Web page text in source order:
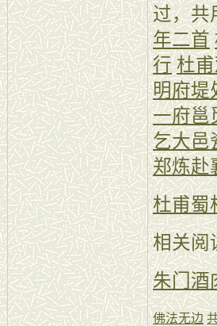
过，
年二首
行 杜
明府堤
一府邕
乞大邑
郑炼赴
杜甫蜀
相关阅
朱门酒
佛法无边